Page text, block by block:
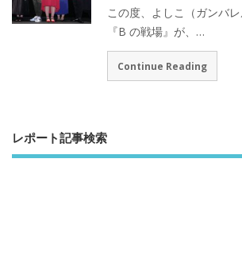
この度、よしこ（ガンバ
『B の戦場』が、…
Continue Reading
レポート記事検索